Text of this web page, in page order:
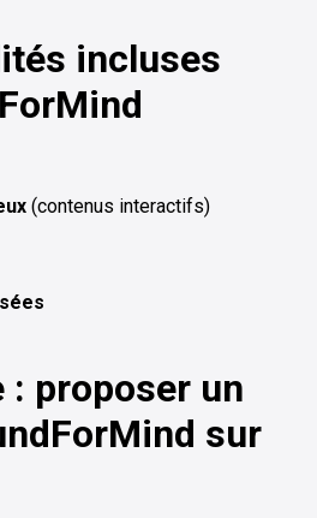
incluses
(contenus interactifs)
proposer un
sur